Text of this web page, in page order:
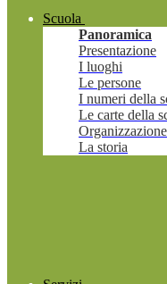
Scuola
Panoramica
Presentazione
I luoghi
Le persone
I numeri della
Le carte della
Organizzazione
La storia